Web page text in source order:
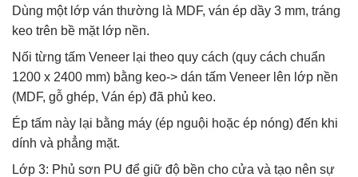
Dùng một lớp ván thường là MDF, ván ép dầy 3 mm, tráng
keo trên bề mặt lớp nền.
Nối từng tấm Veneer lại theo quy cách (quy cách chuẩn
1200 x 2400 mm) bằng keo-> dán tấm Veneer lên lớp nền
(MDF, gỗ ghép, Ván ép) đã phủ keo.
Ép tấm này lại bằng máy (ép nguội hoặc ép nóng) đến khi
dính và phẳng mặt.
Lớp 3: Phủ sơn PU để giữ độ bền cho cửa và tạo nên sự